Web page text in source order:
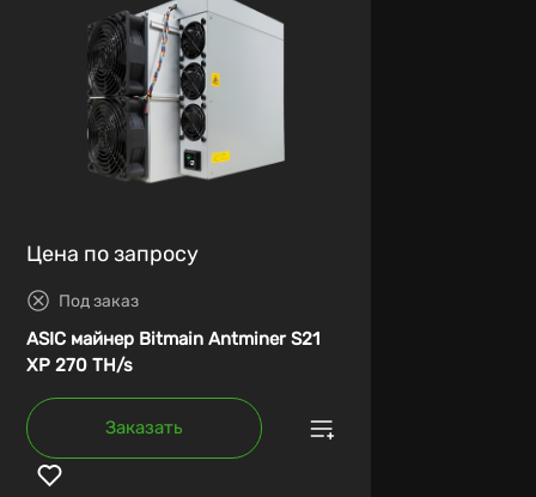
Цена по запросу
Под заказ
ASIC майнер Bitmain Antminer S21
XP 270 TH/s
Заказать